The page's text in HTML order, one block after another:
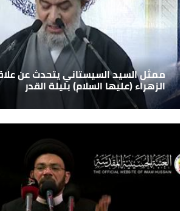
ممثل السيد السيستاني يتحدث عن
الزهراء (عليها السلام) بليلة القدر